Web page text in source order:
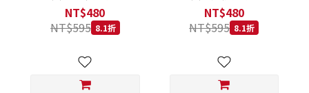
低穀鱈魚甜橙 小顆粒 800G
NT$480
NT$595 8.1折
羊肉藍莓 小顆粒 800G
NT$480
NT$595 8.1折